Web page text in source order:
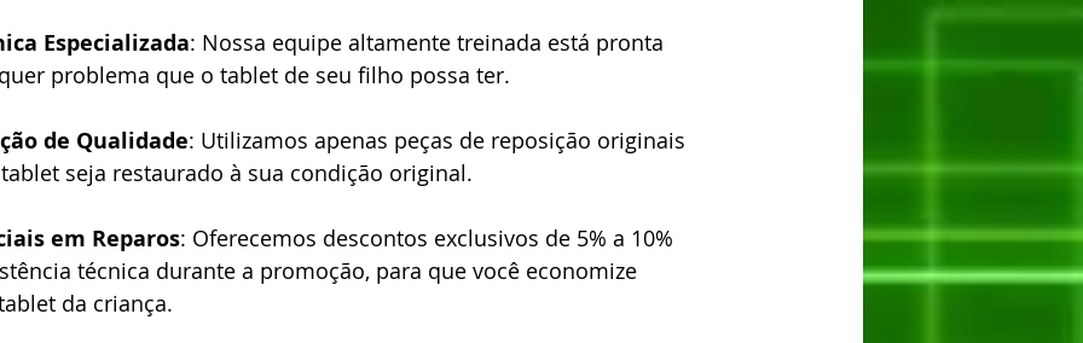
Especializada: Nossa equipe altamente treinada está pronta
problema que o tablet de seu filho possa ter.
de Qualidade: Utilizamos apenas peças de reposição originais
seja restaurado à sua condição original.
em Reparos: Oferecemos descontos exclusivos de 5% a 10%
técnica durante a promoção, para que você economize
da criança.